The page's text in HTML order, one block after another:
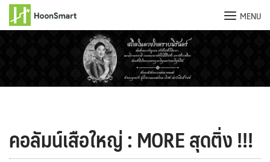
MENU
คอลัมน์เสือใหญ่ : MORE สุดติ่ง !!!